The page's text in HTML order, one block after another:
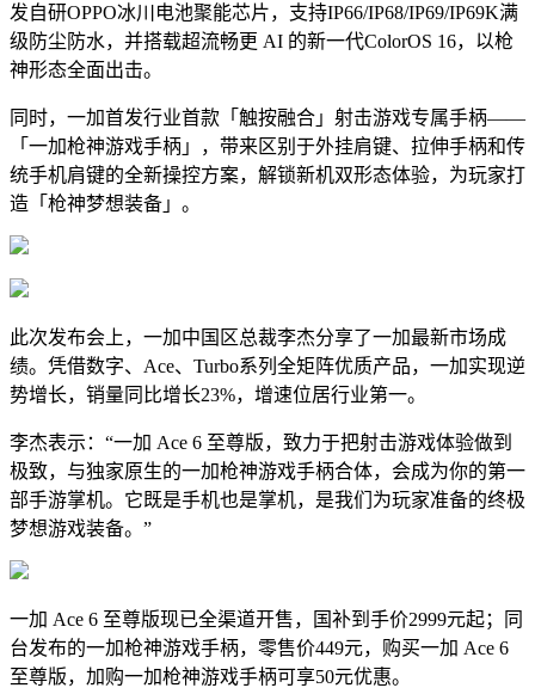
发自研OPPO冰川电池聚能芯片，支持IP66/IP68/IP69/IP69K满
级防尘防水，并搭载超流畅更 AI 的新一代ColorOS 16，以枪
神形态全面出击。
同时，一加首发行业首款「触按融合」射击游戏专属手柄——
「一加枪神游戏手柄」，带来区别于外挂肩键、拉伸手柄和传
统手机肩键的全新操控方案，解锁新机双形态体验，为玩家打
造「枪神梦想装备」。
此次发布会上，一加中国区总裁李杰分享了一加最新市场成
绩。凭借数字、Ace、Turbo系列全矩阵优质产品，一加实现逆
势增长，销量同比增长23%，增速位居行业第一。
李杰表示：“一加 Ace 6 至尊版，致力于把射击游戏体验做到
极致，与独家原生的一加枪神游戏手柄合体，会成为你的第一
部手游掌机。它既是手机也是掌机，是我们为玩家准备的终极
梦想游戏装备。”
一加 Ace 6 至尊版现已全渠道开售，国补到手价2999元起；同
台发布的一加枪神游戏手柄，零售价449元，购买一加 Ace 6
至尊版，加购一加枪神游戏手柄可享50元优惠。